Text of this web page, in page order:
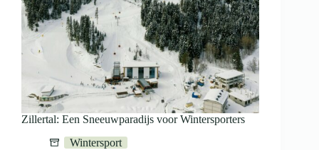
Zillertal: Een Sneeuwparadijs voor Wintersporters
Wintersport